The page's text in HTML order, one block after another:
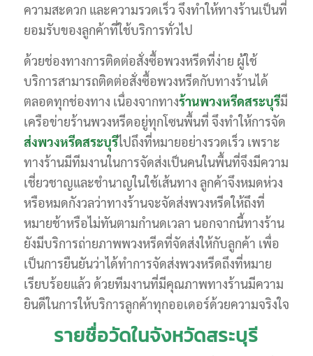
ความสะดวก และความรวดเร็ว จึงทำให้ทางร้านเป็นที่
ยอมรับของลูกค้าที่ใช้บริการทั่วไป
ด้วยช่องทางการติดต่อสั่งซื้อพวงหรีดที่ง่าย ผู้ใช้
บริการสามารถติดต่อสั่งซื้อพวงหรีดกับทางร้านได้
ตลอดทุกช่องทาง เนื่องจากทางร้านพวงหรีดสระบุรีมี
เครือข่ายร้านพวงหรีดอยู่ทุกโซนพื้นที่ จึงทำให้การจัด
ส่งพวงหรีดสระบุรีไปถึงที่หมายอย่างรวดเร็ว เพราะ
ทางร้านมีทีมงานในการจัดส่งเป็นคนในพื้นที่จึงมีความ
เชี่ยวชาญและชำนาญในใช้เส้นทาง ลูกค้าจึงหมดห่วง
หรือหมดกังวลว่าทางร้านจะจัดส่งพวงหรีดให้ถึงที่
หมายช้าหรือไม่ทันตามกำนดเวลา นอกจากนี้ทางร้าน
ยังมีบริการถ่ายภาพพวงหรีดที่จัดส่งให้กับลูกค้า เพื่อ
เป็นการยืนยันว่าได้ทำการจัดส่งพวงหรีดถึงที่หมาย
เรียบร้อยแล้ว ด้วยทีมงานที่มีคุณภาพทางร้านมีความ
ยินดีในการให้บริการลูกค้าทุกออเดอร์ด้วยความจริงใจ
รายชื่อวัดในจังหวัดสระบุรี